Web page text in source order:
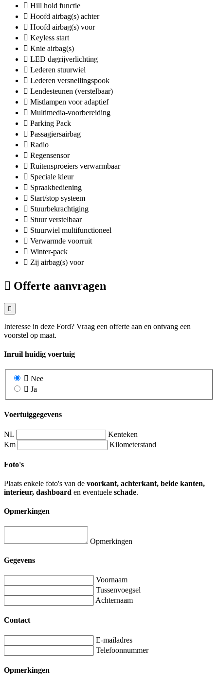
Hill hold functie
Hoofd airbag(s) achter
Hoofd airbag(s) voor
Keyless start
Knie airbag(s)
LED dagrijverlichting
Lederen stuurwiel
Lederen versnellingspook
Lendesteunen (verstelbaar)
Mistlampen voor adaptief
Multimedia-voorbereiding
Parking Pack
Passagiersairbag
Radio
Regensensor
Ruitensproeiers verwarmbaar
Speciale kleur
Spraakbediening
Start/stop systeem
Stuurbekrachtiging
Stuur verstelbaar
Stuurwiel multifunctioneel
Verwarmde voorruit
Winter-pack
Zij airbag(s) voor
Offerte aanvragen
Interesse in deze Ford? Vraag een offerte aan en ontvang een
voorstel op maat.
Inruil huidig voertuig
Nee
Ja
Voertuiggegevens
NL
Kenteken
Km
Kilometerstand
Foto's
Plaats enkele foto's van de voorkant, achterkant, beide kanten,
interieur, dashboard en eventuele schade.
Opmerkingen
Opmerkingen
Gegevens
Voornaam
Tussenvoegsel
Achternaam
Contact
E-mailadres
Telefoonnummer
Opmerkingen